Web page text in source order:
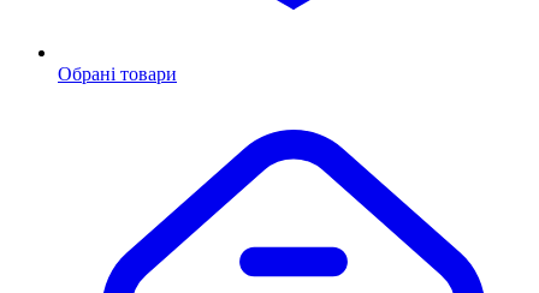
Обрані товари